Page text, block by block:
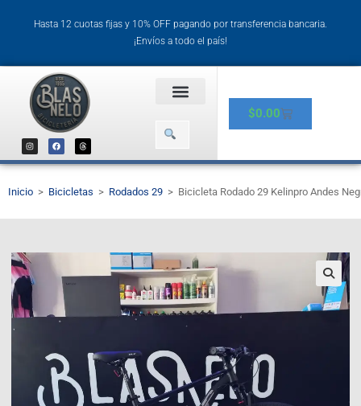
Hasta 12 cuotas fijas y 10% OFF pagando por transferencia bancaria.
¡Envíos a todo el país!
$0.00
Inicio > Bicicletas > Rodados 29 > Bicicleta Rodado 29 Kelinpro Andes